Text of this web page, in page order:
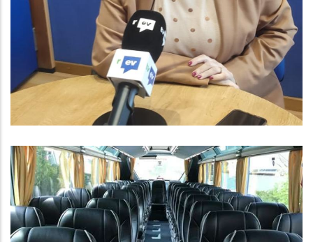
CONSELLERA DE SUPORT A LA
GESTIÓ MUNICIPAL AL CONSELL
COMARCAL
Altres
CONVOCATÒRIA AJUTS
INDIVIDUALS DE DESPLAÇAMENT